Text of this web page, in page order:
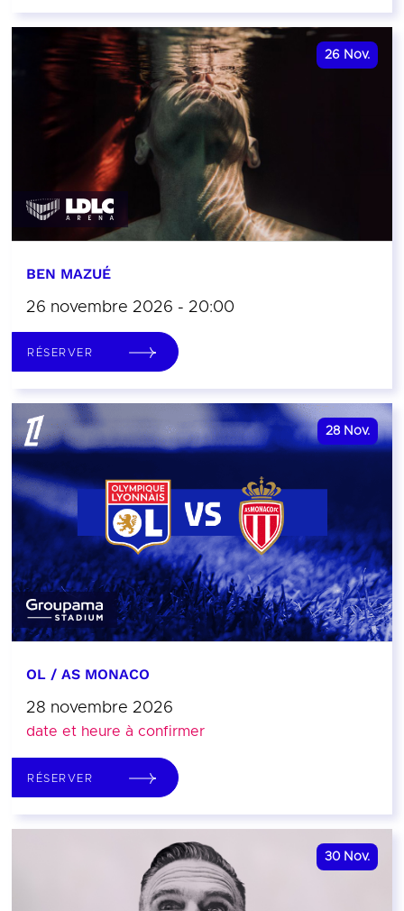
26 Nov.
BEN MAZUÉ
26 novembre 2026 - 20:00
RÉSERVER
28 Nov.
OL / AS MONACO
28 novembre 2026
date et heure à confirmer
RÉSERVER
30 Nov.